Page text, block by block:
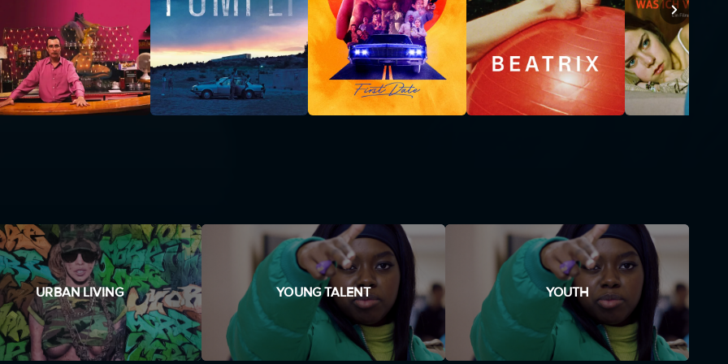
URBAN LIVING YOUNG TALENT YOUTH